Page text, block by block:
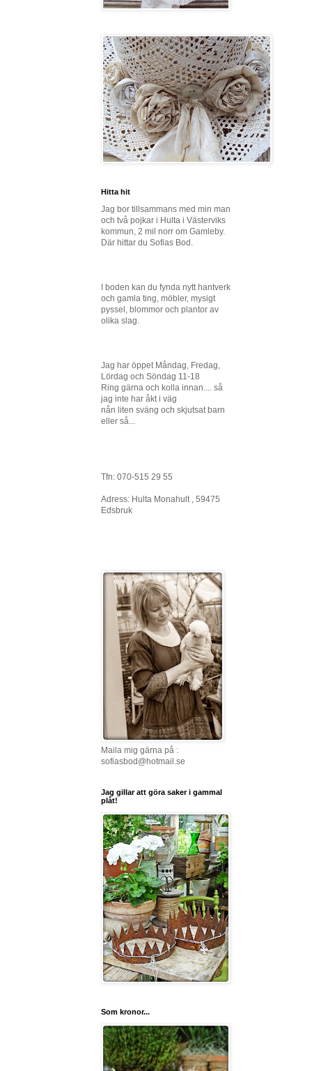
Hitta hit
Jag bor tillsammans med min man
och två pojkar i Hulta i Västerviks
kommun, 2 mil norr om Gamleby.
Där hittar du Sofias Bod.
I boden kan du fynda nytt hantverk
och gamla ting, möbler, mysigt
pyssel, blommor och plantor av
olika slag.
Jag har öppet Måndag, Fredag,
Lördag och Söndag 11-18
Ring gärna och kolla innan.... så
jag inte har åkt i väg
nån liten sväng och skjutsat barn
eller så...
Tfn: 070-515 29 55
Adress: Hulta Monahult , 59475
Edsbruk
Maila mig gärna på :
sofiasbod@hotmail.se
Jag gillar att göra saker i gammal
plåt!
Som kronor...